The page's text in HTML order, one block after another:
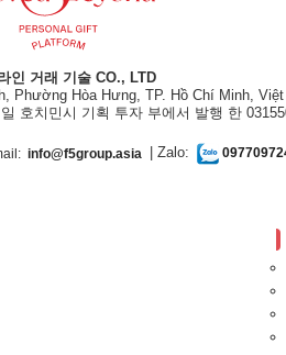
인 거래 기술 CO., LTD
Phường Hòa Hưng, TP. Hồ Chí Minh, Việt
호치민시 기획 투자 부에서 발행 한
info@f5group.asia | Zalo: